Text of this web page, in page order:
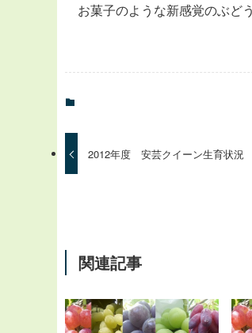
お菓子のような新感覚のぶど
2012年度 安芸クイーン生育状況
関連記事